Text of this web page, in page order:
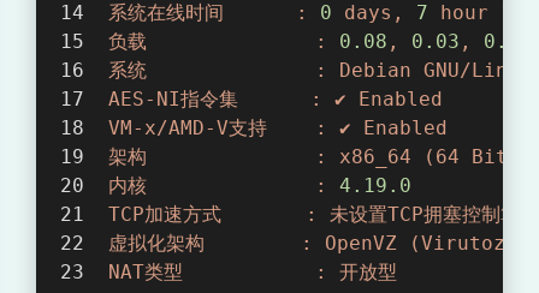
系统在线时间
: 0 days, 7 hour
负载
: 0.08 , 0.03 ,
0.05
系统
: Debian GNU/Linux
AES-NI指令集
: ✔
Enabled
VM-x/AMD-V支持
: ✔
Enabled
架构
: x86_64 (64
Bit)
内核
: 4.19 .0
TCP加速方式
:
未设置TCP拥塞控制算法
虚拟化架构
: OpenVZ
NAT类型
:
开放型